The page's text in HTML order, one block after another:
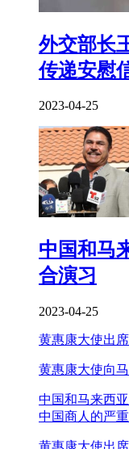
外交部长
传递安慰
2023-04-25
中国和马
合演习
2023-04-25
黄惠康大使出
黄惠康大使向
中国和马来西
中国商人的严